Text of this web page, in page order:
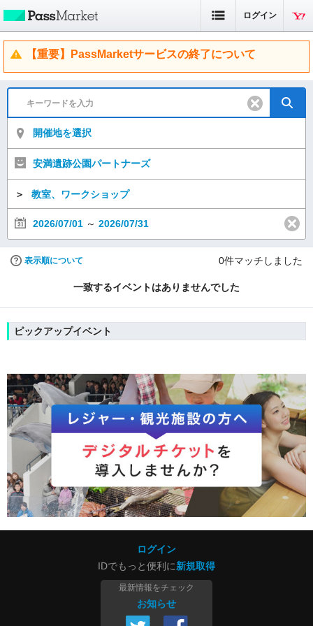
ログイン
【重要】PassMarketサービスの終了について
開催地を選択
安満遺跡公園パートナーズ
＞ 教室、ワークショップ
2026/07/01 ～ 2026/07/31
表示順について 0件マッチしました
一致するイベントはありませんでした
ピックアップイベント
ログイン
IDでもっと便利に新規取得
最新情報をチェック
お知らせ